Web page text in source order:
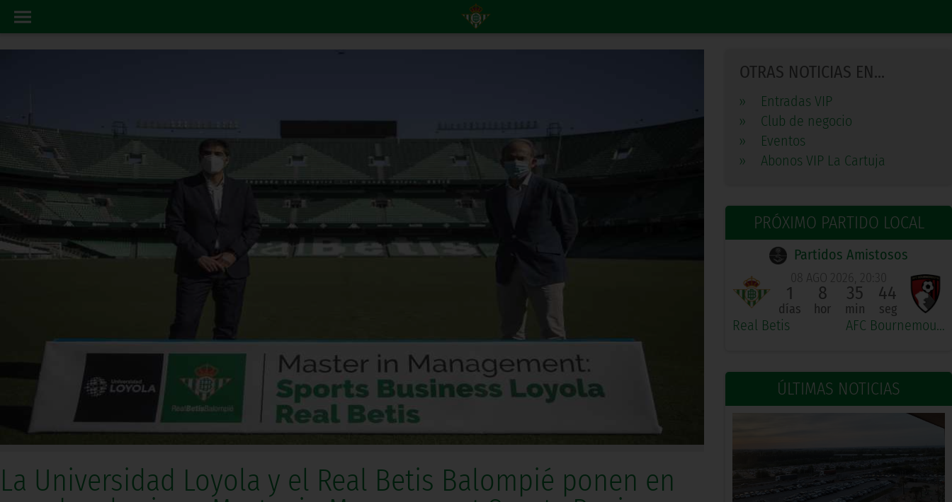
OTRAS NOTICIAS EN...
»
Entradas VIP
»
Club de negocio
»
Eventos
»
Abonos VIP La Cartuja
PRÓXIMO PARTIDO LOCAL
Partidos Amistosos
Real Betis
08 AGO 2026, 20:30
1
días
8
hor
35
min
43
seg
AFC Bournemouth
ÚLTIMAS NOTICIAS
La Universidad Loyola y el Real Betis Balompié ponen en